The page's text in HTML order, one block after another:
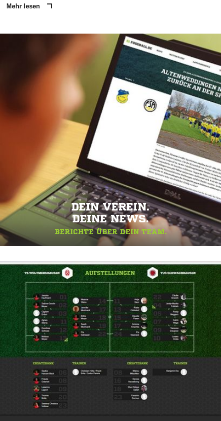
Mehr lesen
DEIN VEREIN.
DEINE NEWS.
BERICHTE ÜBER DEIN TEAM.